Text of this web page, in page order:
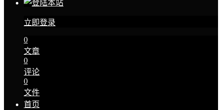
立即登录
0
文章
0
评论
0
文件
首页